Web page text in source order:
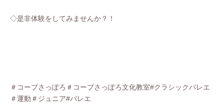
◇是非体験をしてみませんか？！
＃コープさっぽろ＃コープさっぽろ文化教室#クラシックバレエ
＃運動＃ジュニア#バレエ